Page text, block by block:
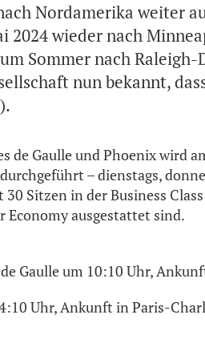
Nordamerika weiter
2024 wieder nach
Sommer nach
nun bekannt,
de Gaulle und Phoenix wird
– dienstags,
Sitzen in der Business
Economy ausgestattet sind.
Gaulle um 10:10 Uhr,
Uhr, Ankunft in Paris-